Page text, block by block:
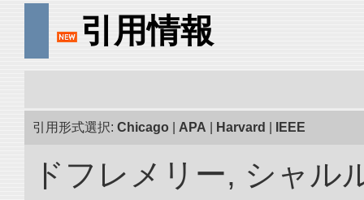
引用情報
引用形式選択: Chicago APA Harvard IEEE
ドフレメリー, シャル